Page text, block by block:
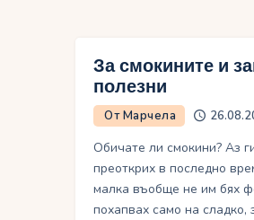
За смокините и
полезни
От Марчела
Обичате ли смокини? Аз
преоткрих в последно
малка въобще не им бях
похапвах само на сладко,